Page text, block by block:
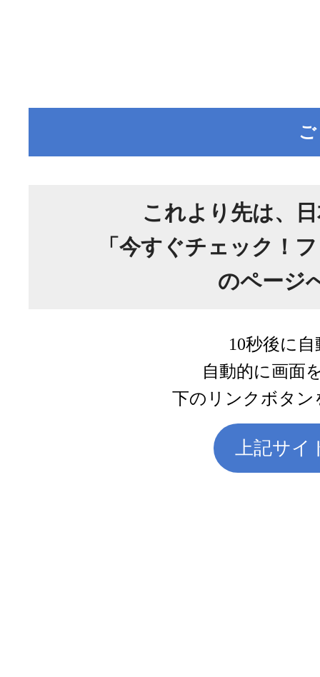
これより先は、
「今すぐチェック！
のページ
10秒後に
自動的に画面
下のリンクボタ
上記サイ